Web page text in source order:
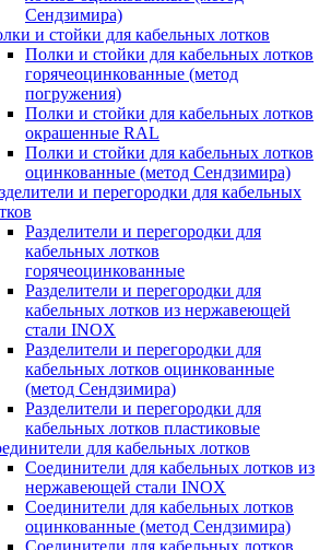
Сендзимира)
и стойки для кабельных лотков
Полки и стойки для кабельных лотков
горячеоцинкованные (метод
погружения)
Полки и стойки для кабельных лотков
окрашенные RAL
Полки и стойки для кабельных лотков
оцинкованные (метод Сендзимира)
и перегородки для кабельных
Разделители и перегородки для
кабельных лотков
горячеоцинкованные
Разделители и перегородки для
кабельных лотков из нержавеющей
стали INOX
Разделители и перегородки для
кабельных лотков оцинкованные
(метод Сендзимира)
Разделители и перегородки для
кабельных лотков пластиковые
для кабельных лотков
Соединители для кабельных лотков из
нержавеющей стали INOX
Соединители для кабельных лотков
оцинкованные (метод Сендзимира)
Соединители для кабельных лотков